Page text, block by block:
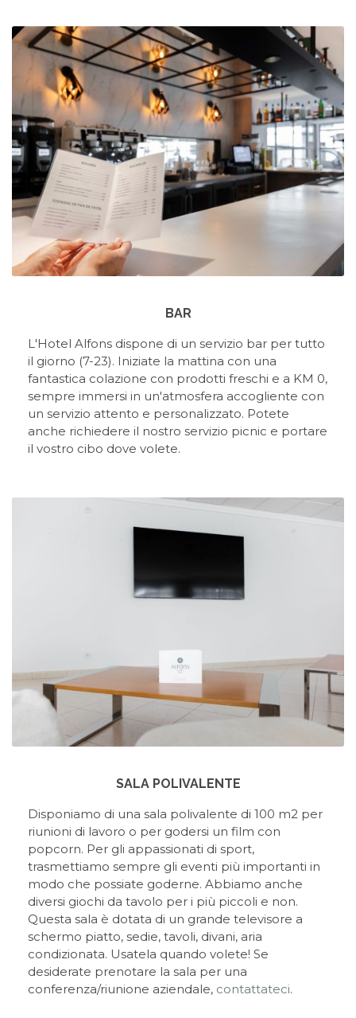
BAR
L'Hotel Alfons dispone di un servizio bar per tutto
il giorno (7-23). Iniziate la mattina con una
fantastica colazione con prodotti freschi e a KM 0,
sempre immersi in un'atmosfera accogliente con
un servizio attento e personalizzato. Potete
anche richiedere il nostro servizio picnic e portare
il vostro cibo dove volete.
SALA POLIVALENTE
Disponiamo di una sala polivalente di 100 m2 per
riunioni di lavoro o per godersi un film con
popcorn. Per gli appassionati di sport,
trasmettiamo sempre gli eventi più importanti in
modo che possiate goderne. Abbiamo anche
diversi giochi da tavolo per i più piccoli e non.
Questa sala è dotata di un grande televisore a
schermo piatto, sedie, tavoli, divani, aria
condizionata. Usatela quando volete! Se
desiderate prenotare la sala per una
conferenza/riunione aziendale, contattateci.